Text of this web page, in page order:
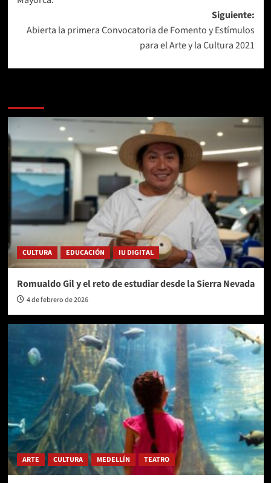
Siguiente:
Abierta la primera Convocatoria de Fomento y Estímulos
para el Arte y la Cultura 2021
CULTURA EDUCACIÓN IU DIGITAL
Romualdo Gil y el reto de estudiar desde la Sierra Nevada
4 de febrero de 2026
ARTE CULTURA MEDELLÍN TEATRO